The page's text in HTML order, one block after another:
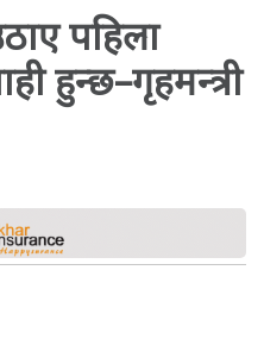
पहिला
हुन्छ–गृहमन्त्री